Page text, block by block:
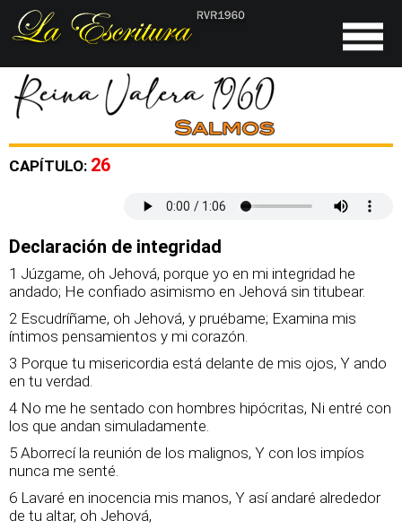
CAPÍTULO: 26
Declaración de integridad
1 Júzgame, oh Jehová, porque yo en mi integridad he
andado; He confiado asimismo en Jehová sin titubear.
2 Escudríñame, oh Jehová, y pruébame; Examina mis
íntimos pensamientos y mi corazón.
3 Porque tu misericordia está delante de mis ojos, Y ando
en tu verdad.
4 No me he sentado con hombres hipócritas, Ni entré con
los que andan simuladamente.
5 Aborrecí la reunión de los malignos, Y con los impíos
nunca me senté.
6 Lavaré en inocencia mis manos, Y así andaré alrededor
de tu altar, oh Jehová,